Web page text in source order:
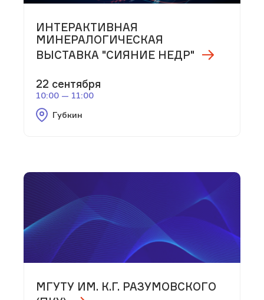
ИНТЕРАКТИВНАЯ
МИНЕРАЛОГИЧЕСКАЯ
ВЫСТАВКА "СИЯНИЕ НЕДР"
22 сентября
10:00 — 11:00
Губкин
МГУТУ ИМ. К.Г. РАЗУМОВСКОГО